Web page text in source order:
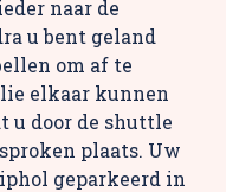
naar de
u bent geland
om af te
elkaar kunnen
u door de shuttle
plaats. Uw
geparkeerd in